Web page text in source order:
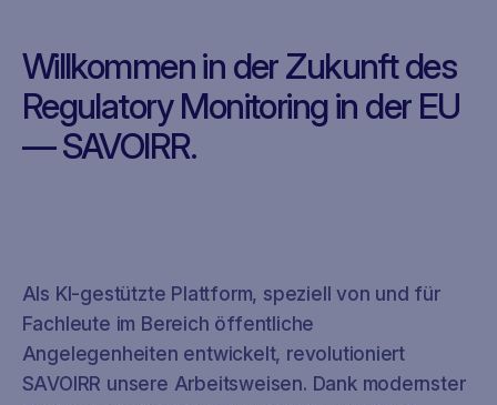
Willkommen in der Zukunft des
Regulatory Monitoring in der EU
— SAVOIRR.
Als KI-gestützte Plattform, speziell von und für
Fachleute im Bereich öffentliche
Angelegenheiten entwickelt, revolutioniert
SAVOIRR unsere Arbeitsweisen. Dank modernster